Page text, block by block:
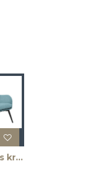
Atpūtas krēsls MAGNUS